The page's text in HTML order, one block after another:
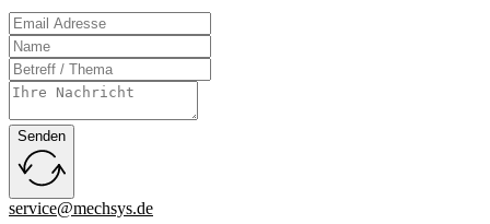
Senden
service@mechsys.de